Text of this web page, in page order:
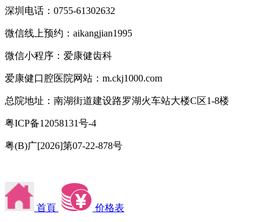
深圳电话：0755-61302632
微信线上预约：aikangjian1995
微信小程序：爱康健齿科
爱康健口腔医院网站：m.ckj1000.com
总院地址：南湖街道建设路罗湖火车站大楼C区1-8楼
粤ICP备12058131号-4
粤(B)广[2026]第07-22-878号
首頁 价格表